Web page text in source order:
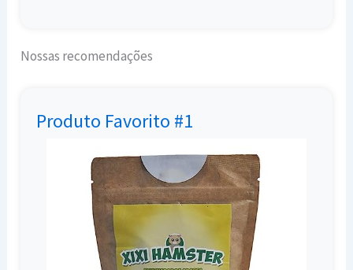
Nossas recomendações
Produto Favorito #1